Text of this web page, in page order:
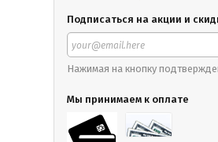
Подписаться на акции и
Нажимая на кнопку
Мы принимаем к оплате